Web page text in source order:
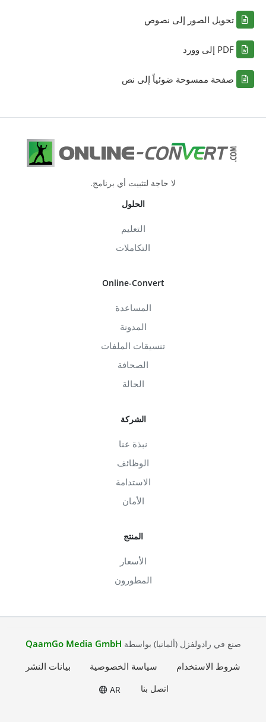
تحويل الصور إلى نصوص
PDF إلى وورد
صفحة ممسوحة ضوئياً إلى نص
لا حاجة لتثبيت أي برنامج.
الحلول
التعليم
التكاملات
Online-Convert
المساعدة
المدونة
تنسيقات الملفات
الصحافة
الحالة
الشركة
نبذة عنا
الوظائف
الاستدامة
الأمان
المنتج
الأسعار
المطورون
صنع في رادولفزل (ألمانيا) بواسطة QaamGo Media GmbH
شروط الاستخدام
سياسة الخصوصية بيانات النشر
اتصل بنا AR